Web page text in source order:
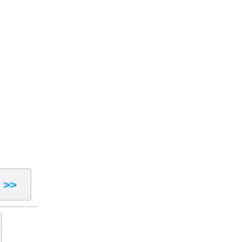
>>